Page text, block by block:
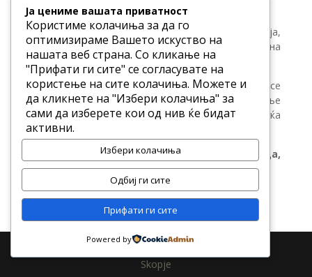
човештвото.
Нејзини принципи се: меѓусебна толеранција,
почит кон другите и самиот себе и целосна
слобода на совеста.
Имајќи предвид дека сите метафизички сфаќања се
подложени исклучително на личното расудување
на нејзините членови, масонеријата не прифаќа
ниедно догматско тврдење.
Слоганот на масонеријата е:
“Слобода,
Еднаквост, Братство.”
Skopje
Ја цениме вашата приватност
Користиме колачиња за да го
оптимизираме Вашето искуство на
нашата веб страна. Со кликање на
"Прифати ги сите" се согласувате на
користење на сите колачиња. Можете и
да кликнете на "Избери колачиња" за
сами да изберете кои од нив ќе бидат
активни.
Избери колачиња
Одбиј ги сите
Прифати ги сите
Powered by